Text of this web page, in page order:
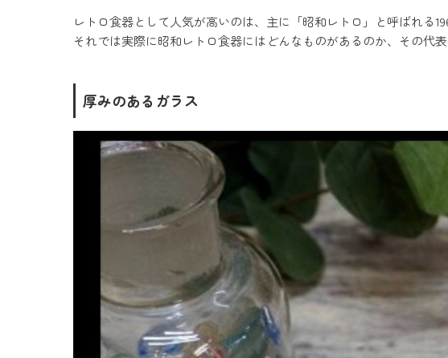
レトロ食器として人気が高いのは、主に「昭和レトロ」と呼ばれる
それでは実際に昭和レトロ食器にはどんなものがあるのか、その代
厚みのあるガラス